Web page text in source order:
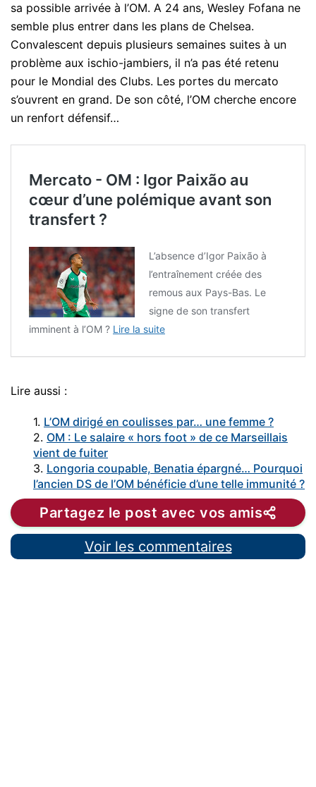
sa possible arrivée à l’OM. A 24 ans, Wesley Fofana ne
semble plus entrer dans les plans de Chelsea.
Convalescent depuis plusieurs semaines suites à un
problème aux ischio-jambiers, il n’a pas été retenu
pour le Mondial des Clubs. Les portes du mercato
s’ouvrent en grand. De son côté, l’OM cherche encore
un renfort défensif…
Mercato - OM : Igor Paixão au
cœur d’une polémique avant son
transfert ?
L’absence d’Igor Paixão à
l’entraînement créée des
remous aux Pays-Bas. Le
signe de son transfert
imminent à l’OM ? Lire la suite
Lire aussi :
1. L’OM dirigé en coulisses par… une femme ?
2. OM : Le salaire « hors foot » de ce Marseillais
vient de fuiter
3. Longoria coupable, Benatia épargné… Pourquoi
l’ancien DS de l’OM bénéficie d’une telle immunité ?
Partagez le post avec vos amis
Voir les commentaires